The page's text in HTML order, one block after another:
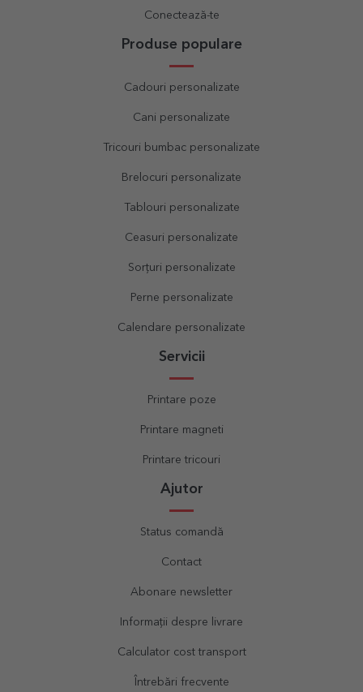
Conectează-te
Produse populare
Cadouri personalizate
Cani personalizate
Tricouri bumbac personalizate
Brelocuri personalizate
Tablouri personalizate
Ceasuri personalizate
Sorțuri personalizate
Perne personalizate
Calendare personalizate
Servicii
Printare poze
Printare magneti
Printare tricouri
Ajutor
Status comandă
Contact
Abonare newsletter
Informații despre livrare
Calculator cost transport
Întrebări frecvente